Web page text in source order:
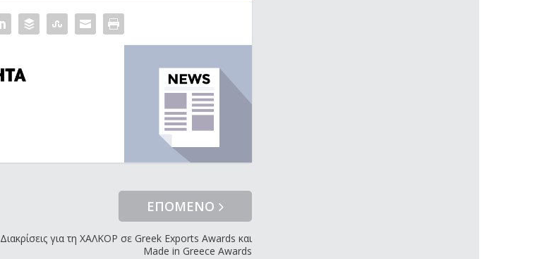
ΕΠΟΜΕΝΟ
Διακρίσεις για τη ΧΑΛΚΟΡ σε Greek Exports Awards και
Made in Greece Awards